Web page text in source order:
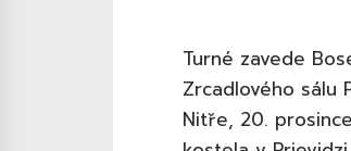
Turné zavede
Zrcadlového sálu
Nitře, 20.